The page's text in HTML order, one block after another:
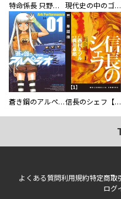
特命係長 只野仁ファイナル 愛蔵版 現代史の中のゴルゴ13
蒼き鋼のアルペジオ 信長のシェフ【単話版】
よくある質問利用規約特定商取
ログ